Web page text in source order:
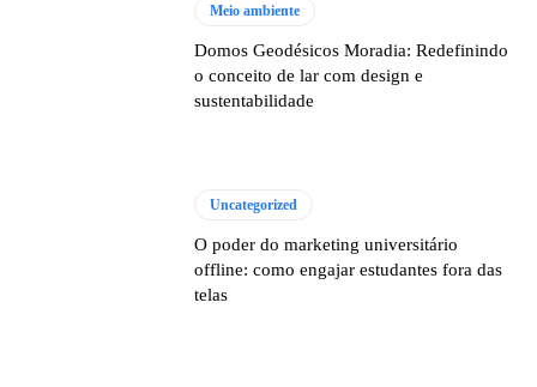
Meio ambiente
Domos Geodésicos Moradia: Redefinindo
o conceito de lar com design e
sustentabilidade
Uncategorized
O poder do marketing universitário
offline: como engajar estudantes fora das
telas